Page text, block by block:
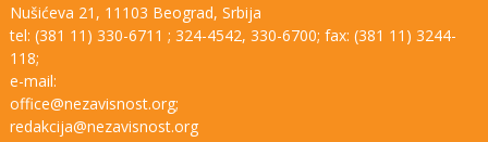
Nušićeva 21, 11103 Beograd, Srbija
tel: (381 11) 330-6711 ; 324-4542, 330-6700; fax: (381 11) 3244-
118;
e-mail:
office@nezavisnost.org;
redakcija@nezavisnost.org